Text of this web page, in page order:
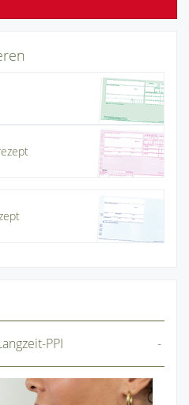
PPI